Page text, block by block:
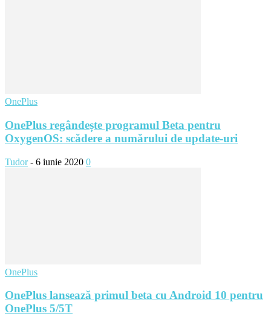
OnePlus
OnePlus regândește programul Beta pentru
OxygenOS: scădere a numărului de update-uri
Tudor - 6 iunie 2020 0
OnePlus
OnePlus lansează primul beta cu Android 10 pentru
OnePlus 5/5T